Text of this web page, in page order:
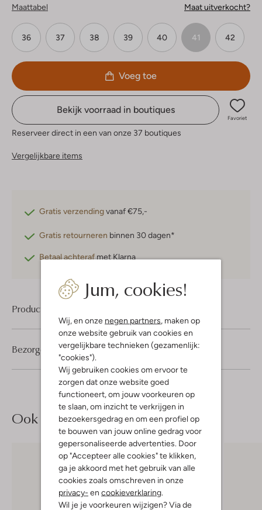
Jum, cookies!
Wij, en onze negen partners, maken op
onze website gebruik van cookies en
vergelijkbare technieken (gezamenlijk:
"cookies").
Wij gebruiken cookies om ervoor te
zorgen dat onze website goed
functioneert, om jouw voorkeuren op
te slaan, om inzicht te verkrijgen in
bezoekersgedrag en om een profiel op
te bouwen van jouw online gedrag voor
gepersonaliseerde advertenties. Door
op "Accepteer alle cookies" te klikken,
ga je akkoord met het gebruik van alle
cookies zoals omschreven in onze
privacy- en cookieverklaring.
Wil je je voorkeuren wijzigen? Via de
Maattabel Maat uitverkocht?
36 37 38 39 40 41 42
Voeg toe
Bekijk voorraad in boutiques
Favoriet
Reserveer direct in een van onze 37 boutiques
Vergelijkbare items
Gratis verzendingvanaf €75,-
Gratis retourneren binnen 30 dagen*
Betaal achterafmet Klarna
Product informatie
Bezorgen & retourneren
Ook iets voor jou?